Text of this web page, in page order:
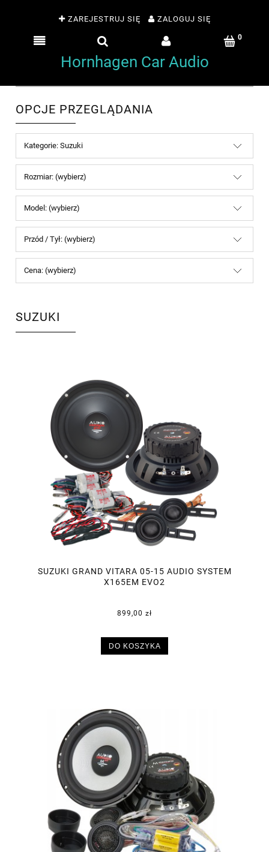
ZAREJESTRUJ SIĘ ZALOGUJ SIĘ
Hornhagen Car Audio
OPCJE PRZEGLĄDANIA
Kategorie: Suzuki
Rozmiar: (wybierz)
Model: (wybierz)
Przód / Tył: (wybierz)
Cena: (wybierz)
SUZUKI
SUZUKI GRAND VITARA 05-15 AUDIO SYSTEM
X165EM EVO2
899,00 zł
DO KOSZYKA